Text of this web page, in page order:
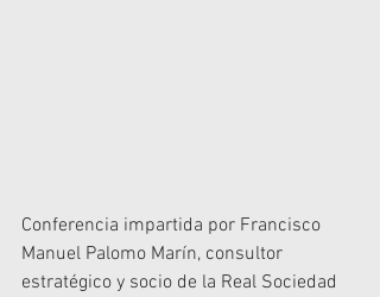
Conferencia impartida por Francisco
Manuel Palomo Marín, consultor
estratégico y socio de la Real Sociedad